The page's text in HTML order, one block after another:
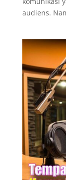
audiens.